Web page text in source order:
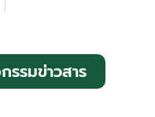
รมข่าวสาร